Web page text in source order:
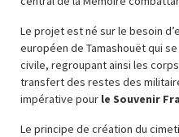
Le projet est né sur le besoin
européen de Tamashouët qui
civile, regroupant ainsi les
transfert des restes des
impérative pour le Souvenir
Le principe de création du